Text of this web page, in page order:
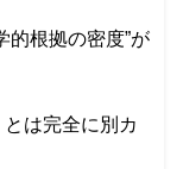
的根拠の密度”が
は完全に別カ